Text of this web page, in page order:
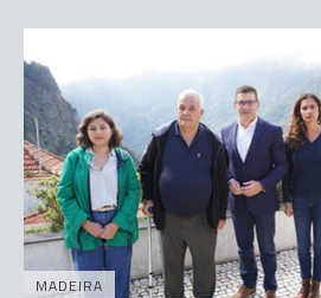
MADEIRA